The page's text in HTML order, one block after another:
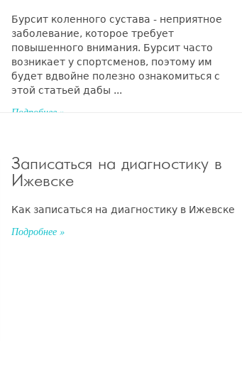
Бурсит коленного сустава - неприятное
заболевание, которое требует
повышенного внимания. Бурсит часто
возникает у спортсменов, поэтому им
будет вдвойне полезно ознакомиться с
этой статьей дабы ...
Подробнее »
Записаться на диагностику в
Ижевске
Как записаться на диагностику в Ижевске
Подробнее »